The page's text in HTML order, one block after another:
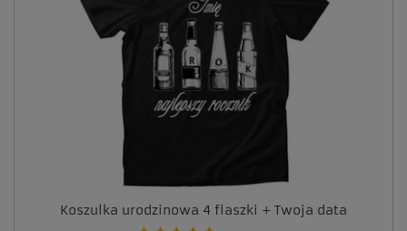
Koszulka urodzinowa 4 flaszki + Twoja data